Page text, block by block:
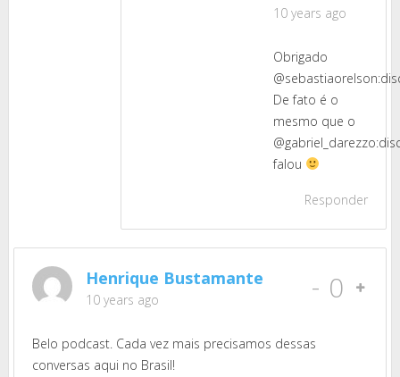
10 years ago
Obrigado
De fato é o
mesmo que o
falou
Responder
Henrique Bustamante
10 years ago - 0
Belo podcast. Cada vez mais precisamos dessas
conversas aqui no Brasil!